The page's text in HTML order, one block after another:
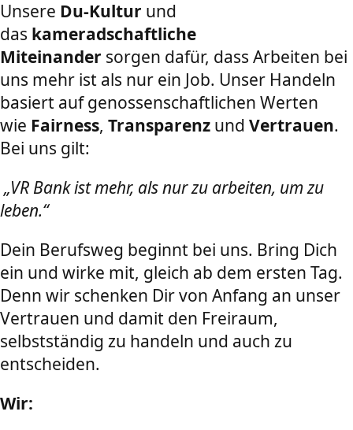
Unsere Du-Kultur und
das kameradschaftliche
Miteinander sorgen dafür, dass Arbeiten bei
uns mehr ist als nur ein Job. Unser Handeln
basiert auf genossenschaftlichen Werten
wie Fairness, Transparenz und Vertrauen.
Bei uns gilt:
„VR Bank ist mehr, als nur zu arbeiten, um zu
leben.“
Dein Berufsweg beginnt bei uns. Bring Dich
ein und wirke mit, gleich ab dem ersten Tag.
Denn wir schenken Dir von Anfang an unser
Vertrauen und damit den Freiraum,
selbstständig zu handeln und auch zu
entscheiden.
Wir: